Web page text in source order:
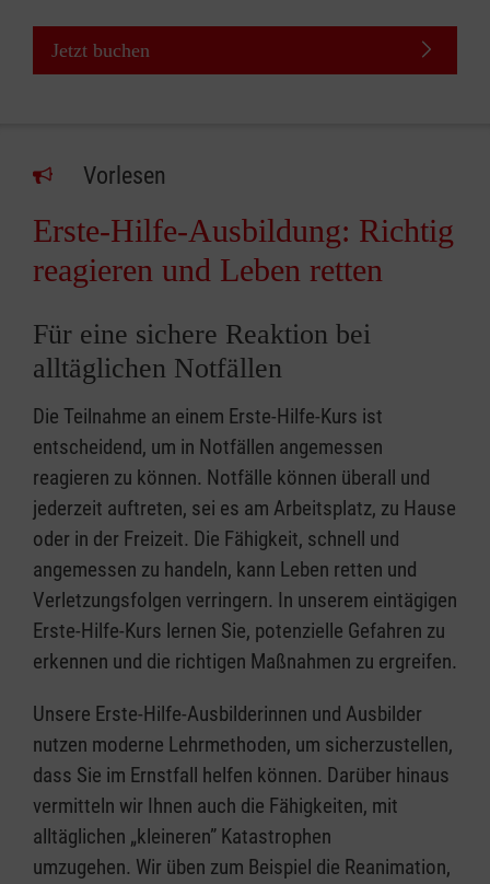
Jetzt buchen
Vorlesen
Erste-Hilfe-Ausbildung: Richtig
reagieren und Leben retten
Für eine sichere Reaktion bei
alltäglichen Notfällen
Die Teilnahme an einem Erste-Hilfe-Kurs ist
entscheidend, um in Notfällen angemessen
reagieren zu können. Notfälle können überall und
jederzeit auftreten, sei es am Arbeitsplatz, zu Hause
oder in der Freizeit. Die Fähigkeit, schnell und
angemessen zu handeln, kann Leben retten und
Verletzungsfolgen verringern. In unserem eintägigen
Erste-Hilfe-Kurs lernen Sie, potenzielle Gefahren zu
erkennen und die richtigen Maßnahmen zu ergreifen.
Unsere Erste-Hilfe-Ausbilderinnen und Ausbilder
nutzen moderne Lehrmethoden, um sicherzustellen,
dass Sie im Ernstfall helfen können. Darüber hinaus
vermitteln wir Ihnen auch die Fähigkeiten, mit
alltäglichen „kleineren” Katastrophen
umzugehen. Wir üben zum Beispiel die Reanimation,